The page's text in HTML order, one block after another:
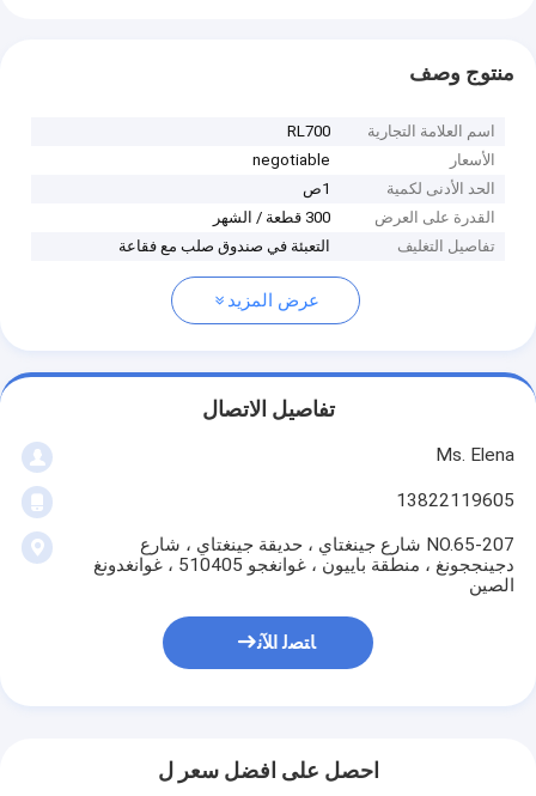
منتوج وصف
اسم العلامة التجارية
RL700
الأسعار
negotiable
الحد الأدنى لكمية
1ص
القدرة على العرض
300 قطعة / الشهر
تفاصيل التغليف
التعبئة في صندوق صلب مع فقاعة
عرض المزيد
تفاصيل الاتصال
Ms. Elena
13822119605
207-NO.65 شارع جينغتاي ، حديقة جينغتاي ، شارع
دجينججونغ ، منطقة باييون ، غوانغجو 510405 ، غوانغدونغ
الصين
ﺎﺘﺼﻟ ﺍﻶﻧ
احصل على افضل سعر ل